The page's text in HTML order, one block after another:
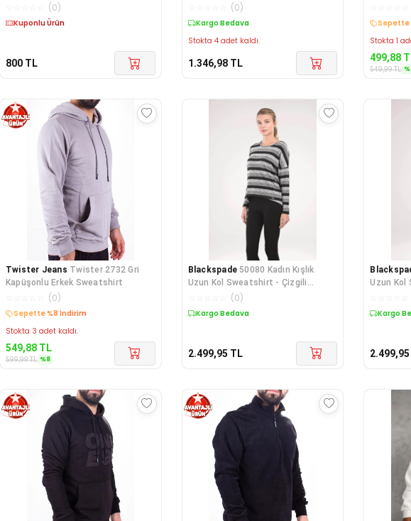
(0)
Kuponlu Ürün
800 TL
(0)
Kargo Bedava
Stokta 4 adet kaldı.
1.346,98 TL
Sepette
Stokta 1
499,88
549,99TL %
Twister Jeans Twister 2732 Gri
Kapüşonlu Erkek Sweatshirt
(0)
Sepette %8 İndirim
Stokta 3 adet kaldı.
549,88 TL
599,99TL %8
Blackspade 50080 Kadın Kışlık
Uzun Kol Sweatshirt - Çizgili
(0)
Kargo Bedava
2.499,95 TL
Uzun Kol
Kargo
2.499,95